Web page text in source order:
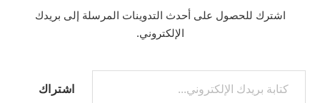
اشترك للحصول على أحدث التدوينات المرسلة إلى بريدك
الإلكتروني.
كتابة بريدك الإلكتروني...
اشتراك